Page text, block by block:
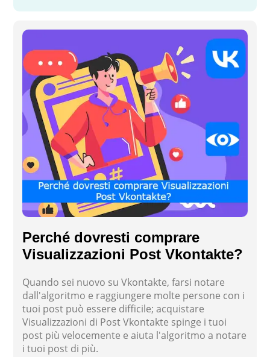
Perché dovresti comprare
Visualizzazioni Post Vkontakte?
Quando sei nuovo su Vkontakte, farsi notare
dall'algoritmo e raggiungere molte persone con i
tuoi post può essere difficile; acquistare
Visualizzazioni di Post Vkontakte spinge i tuoi
post più velocemente e aiuta l'algoritmo a notare
i tuoi post di più.